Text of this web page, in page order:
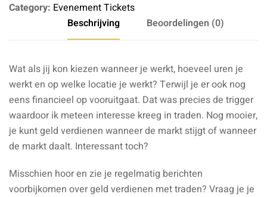
aantal
Category: Evenement Tickets
Beschrijving
Beoordelingen (0)
Wat als jij kon kiezen wanneer je werkt, hoeveel uren je
werkt en op welke locatie je werkt? Terwijl je er ook nog
eens financieel op vooruitgaat. Dat was precies de trigger
waardoor ik meteen interesse kreeg in traden. Nog mooier,
je kunt geld verdienen wanneer de markt stijgt of wanneer
de markt daalt. Interessant toch?
Misschien hoor en zie je regelmatig berichten
voorbijkomen over geld verdienen met traden? Vraag je je